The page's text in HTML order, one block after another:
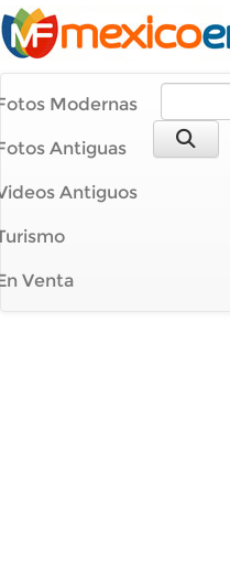
Modernas
Antiguas
Antiguos
Venta